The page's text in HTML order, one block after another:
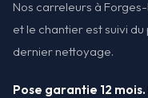
Nos carreleurs à
et le chantier est suivi
dernier nettoyage.
Pose garantie 12 mois.